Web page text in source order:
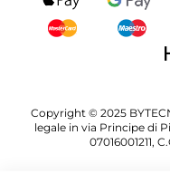
Copyright © 2025
legale in via Principe di
07016001211,